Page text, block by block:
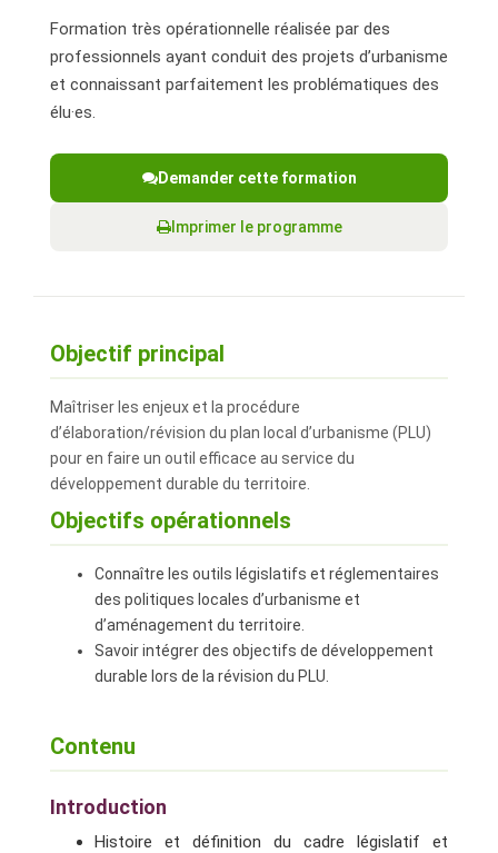
Formation très opérationnelle réalisée par des
professionnels ayant conduit des projets d’urbanisme
et connaissant parfaitement les problématiques des
élu·es.
Demander cette formation
Imprimer le programme
Objectif principal
Maîtriser les enjeux et la procédure
d’élaboration/révision du plan local d’urbanisme (PLU)
pour en faire un outil efficace au service du
développement durable du territoire.
Objectifs opérationnels
Connaître les outils législatifs et réglementaires
des politiques locales d’urbanisme et
d’aménagement du territoire.
Savoir intégrer des objectifs de développement
durable lors de la révision du PLU.
Contenu
Introduction
Histoire et définition du cadre législatif et